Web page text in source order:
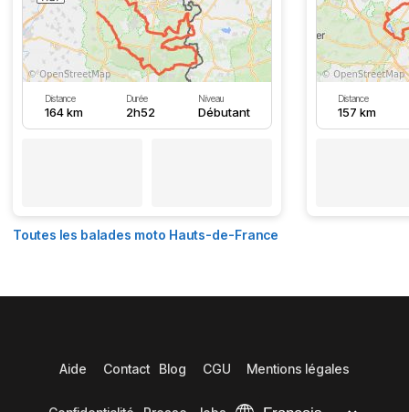
Distance
164 km
Durée
2h52
Niveau
Débutant
Distance
157 km
Toutes les balades moto Hauts-de-France
Aide Contact Blog CGU Mentions légales